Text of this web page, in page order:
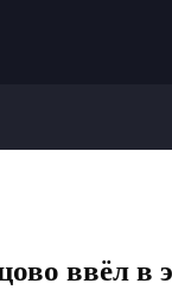
ввёл в